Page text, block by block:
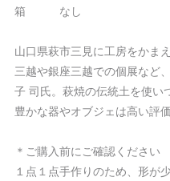
箱 なし
山口県萩市三見に工房をかま
三越や銀座三越での個展など
子 司氏。萩焼の伝統土を使い
豊かな器やオブジェは高い評
＊ご購入前にご確認ください
１点１点手作りのため、形が